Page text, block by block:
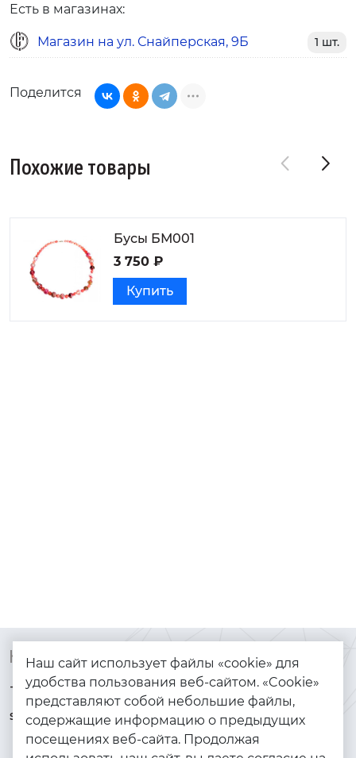
Есть в магазинах:
Магазин на ул. Снайперская, 9Б 1 шт.
Поделится
Похожие товары
Бусы БМ001
3 750 ₽
Купить
Контакты
+7 (925) 144-64-73
serebryanyye.grani@mail.ru
Каталог
Браслеты
Золото
Серебро
Наш сайт использует файлы «cookie» для
удобства пользования веб-сайтом. «Cookie»
представляют собой небольшие файлы,
содержащие информацию о предыдущих
посещениях веб-сайта. Продолжая